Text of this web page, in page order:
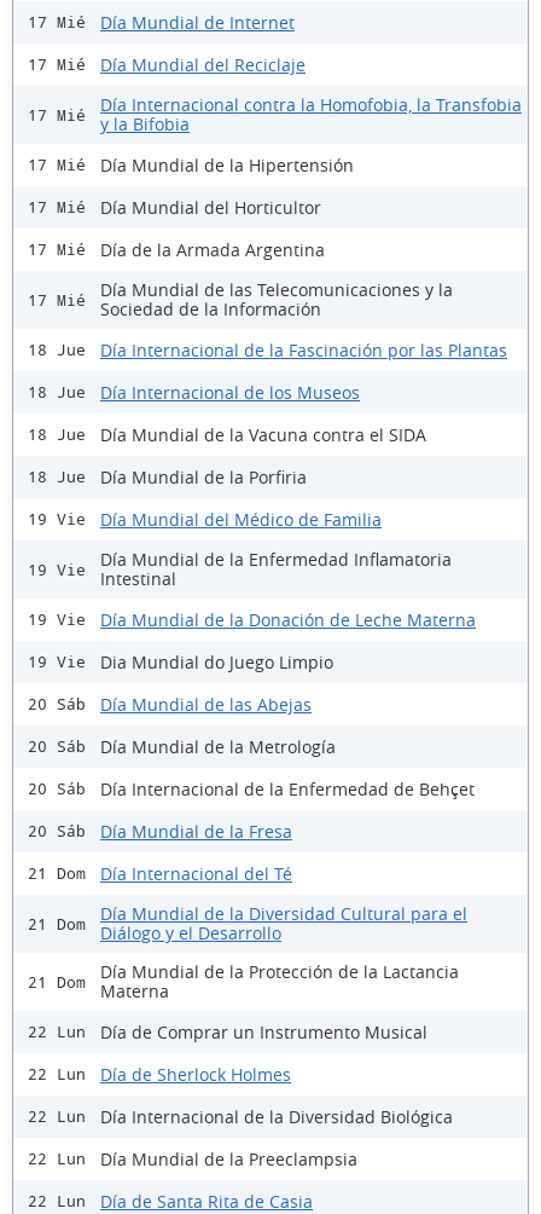
17 Mié Día Mundial de Internet
17 Mié Día Mundial del Reciclaje
17 Mié
Día Internacional contra la Homofobia, la Transfobia
y la Bifobia
17 Mié Día Mundial de la Hipertensión
17 Mié Día Mundial del Horticultor
17 Mié Día de la Armada Argentina
17 Mié
Día Mundial de las Telecomunicaciones y la
Sociedad de la Información
18 Jue Día Internacional de la Fascinación por las Plantas
18 Jue Día Internacional de los Museos
18 Jue Día Mundial de la Vacuna contra el SIDA
18 Jue Día Mundial de la Porfiria
19 Vie Día Mundial del Médico de Familia
19 Vie
Día Mundial de la Enfermedad Inflamatoria
Intestinal
19 Vie Día Mundial de la Donación de Leche Materna
19 Vie Dia Mundial do Juego Limpio
20 Sáb Día Mundial de las Abejas
20 Sáb Día Mundial de la Metrología
20 Sáb Día Internacional de la Enfermedad de Behçet
20 Sáb Día Mundial de la Fresa
21 Dom Día Internacional del Té
21 Dom
Día Mundial de la Diversidad Cultural para el
Diálogo y el Desarrollo
21 Dom
Día Mundial de la Protección de la Lactancia
Materna
22 Lun Día de Comprar un Instrumento Musical
22 Lun Día de Sherlock Holmes
22 Lun Día Internacional de la Diversidad Biológica
22 Lun Día Mundial de la Preeclampsia
22 Lun Día de Santa Rita de Casia